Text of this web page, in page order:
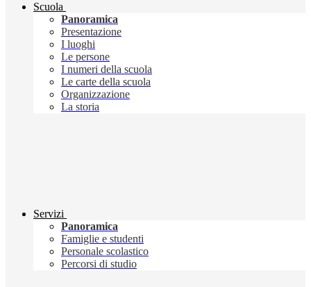
Scuola
Panoramica
Presentazione
I luoghi
Le persone
I numeri della scuola
Le carte della scuola
Organizzazione
La storia
Servizi
Panoramica
Famiglie e studenti
Personale scolastico
Percorsi di studio